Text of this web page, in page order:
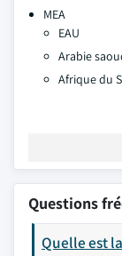
MEA
EAU
Arabie
Afrique du
Questions
Quelle est